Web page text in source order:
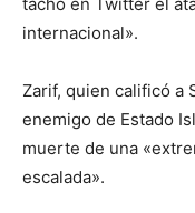
internacional».
Zarif, quien calificó a
enemigo de Estado
muerte de una
escalada».